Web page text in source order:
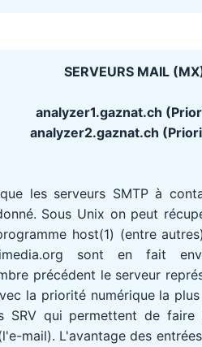
SERVEURS MAIL
analyzer1.gaznat.ch
analyzer2.gaznat.ch
les serveurs SMTP à
Sous Unix on peut
host(1) (entre
sont en fait
précédent le serveur
la priorité numérique la
SRV qui permettent de
mail). L'avantage des